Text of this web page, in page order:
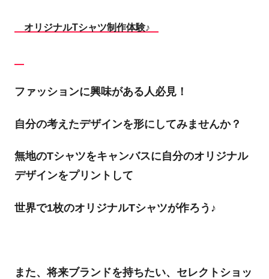
オリジナルTシャツ制作体験♪
ファッションに興味がある人必見！
自分の考えたデザインを形にしてみませんか？
無地のTシャツをキャンバスに自分のオリジナル
デザインをプリントして
世界で1枚のオリジナルTシャツが作ろう♪
また、将来ブランドを持ちたい、セレクトショッ